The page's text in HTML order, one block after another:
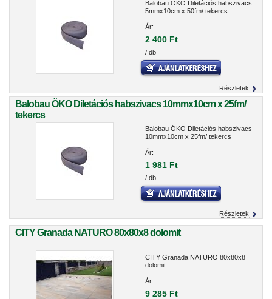
Balobau ÖKO Diletációs habszivacs
5mmx10cm x 50fm/ tekercs
Ár:
2 400 Ft
/ db
Részletek
Balobau ÖKO Diletációs habszivacs 10mmx10cm x 25fm/
tekercs
Balobau ÖKO Diletációs habszivacs
10mmx10cm x 25fm/ tekercs
Ár:
1 981 Ft
/ db
Részletek
CITY Granada NATURO 80x80x8 dolomit
CITY Granada NATURO 80x80x8
dolomit
Ár:
9 285 Ft